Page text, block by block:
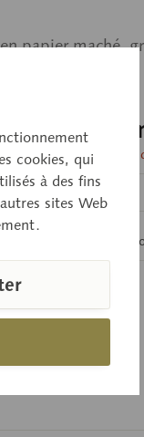
en papier maché,
Prix sur
Délai de livraison sur
Se
Référence d’article:
cookies, qui
à des fins
sites Web